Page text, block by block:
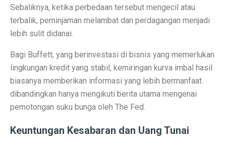
3 Rekomendasi HP Spek Gahar Harga Terjangkau di
TECNO Pova 6 Pro 5G: Gaming Murah dengan
Perbandingan Vivo Y28, Y03t, dan X100: HP
Pesan Awal iPhone 17 Mulai Oktober–November 2025
Contoh Soal Matematika SMA Lengkap dengan
Realme 15 Pro 5G Jadi Smartphone Turnamen
Sebaliknya, ketika perbedaan tersebut mengecil atau
terbalik, peminjaman melambat dan perdagangan menjadi
lebih sulit didanai.
Bagi Buffett, yang berinvestasi di bisnis yang memerlukan
lingkungan kredit yang stabil, kemiringan kurva imbal hasil
biasanya memberikan informasi yang lebih bermanfaat
dibandingkan hanya mengikuti berita utama mengenai
pemotongan suku bunga oleh The Fed.
Keuntungan Kesabaran dan Uang Tunai